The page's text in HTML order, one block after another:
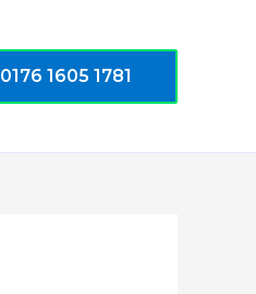
0176 1605 1781